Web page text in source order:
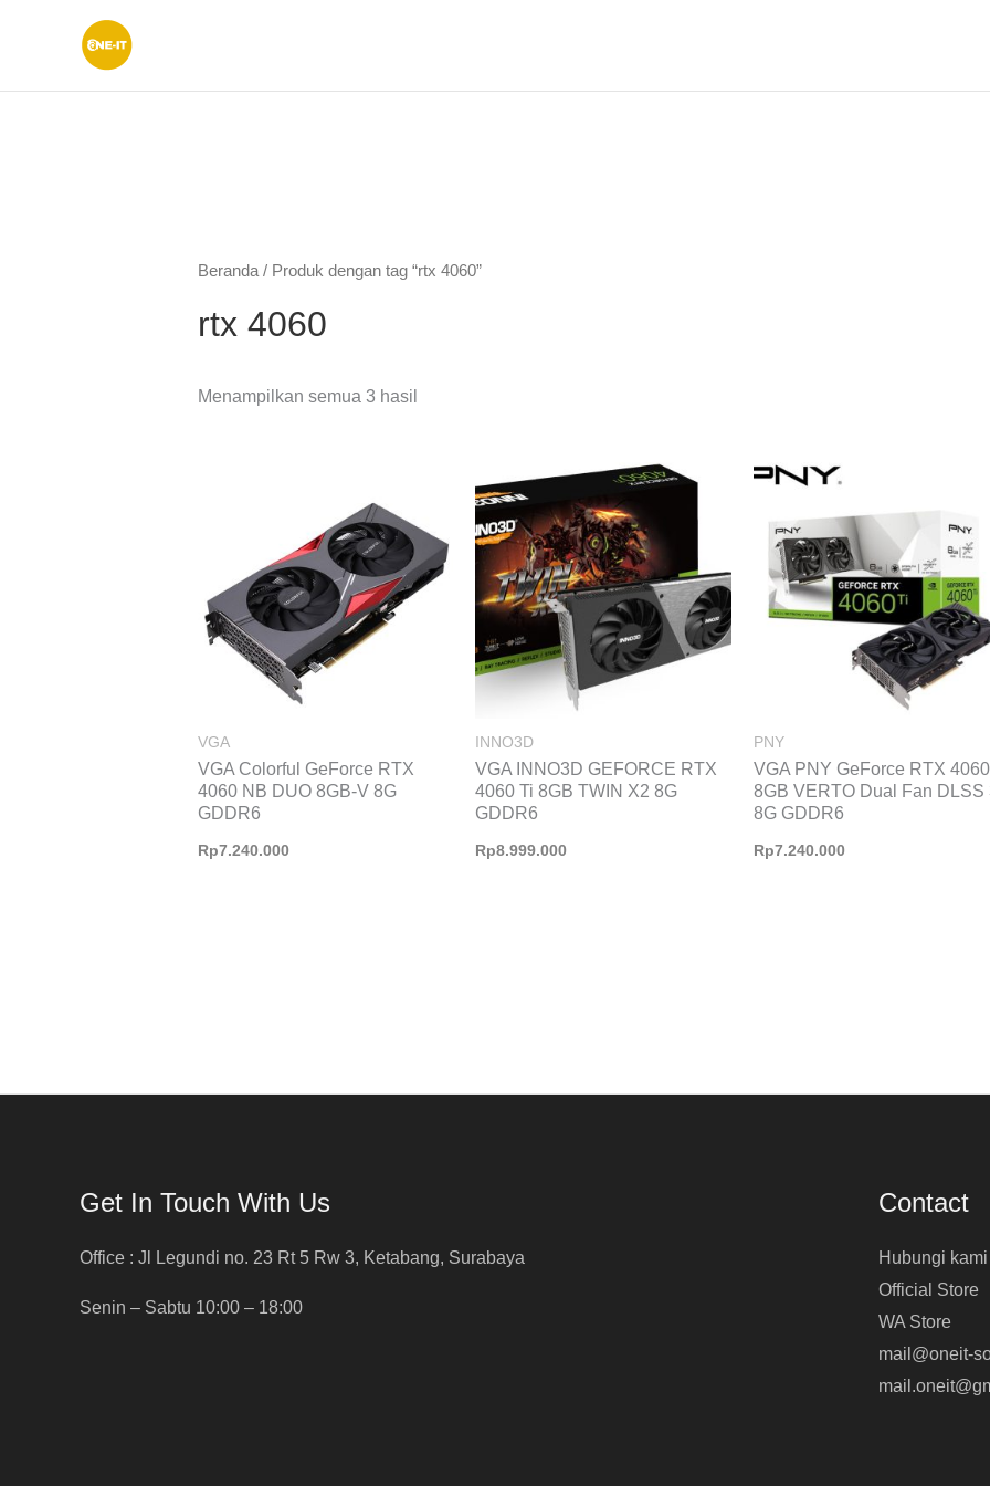
Beranda/ Produk dengan tag “rtx 4060”
rtx 4060
Menampilkan semua 3 hasil
VGA
VGA Colorful GeForce RTX
4060 NB DUO 8GB-V 8G
GDDR6
Rp7.240.000
INNO3D
VGA INNO3D GEFORCE RTX
4060 Ti 8GB TWIN X2 8G
GDDR6
Rp8.999.000
PNY
VGA PNY GeForce RTX 4060
8GB VERTO Dual Fan DLSS
8G GDDR6
Rp7.240.000
Get In Touch With Us
Office : Jl Legundi no. 23 Rt 5 Rw 3, Ketabang, Surabaya
Senin – Sabtu 10:00 – 18:00
Contact
Hubungi kami
Official Store
WA Store
mail@oneit-